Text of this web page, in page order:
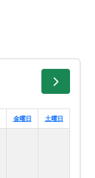
金曜日 土曜日